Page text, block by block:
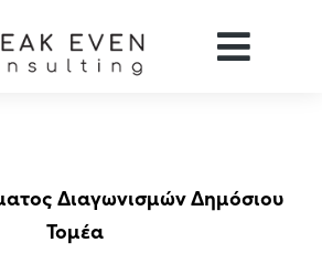
Διαγωνισμών Δημόσιου
Τομέα